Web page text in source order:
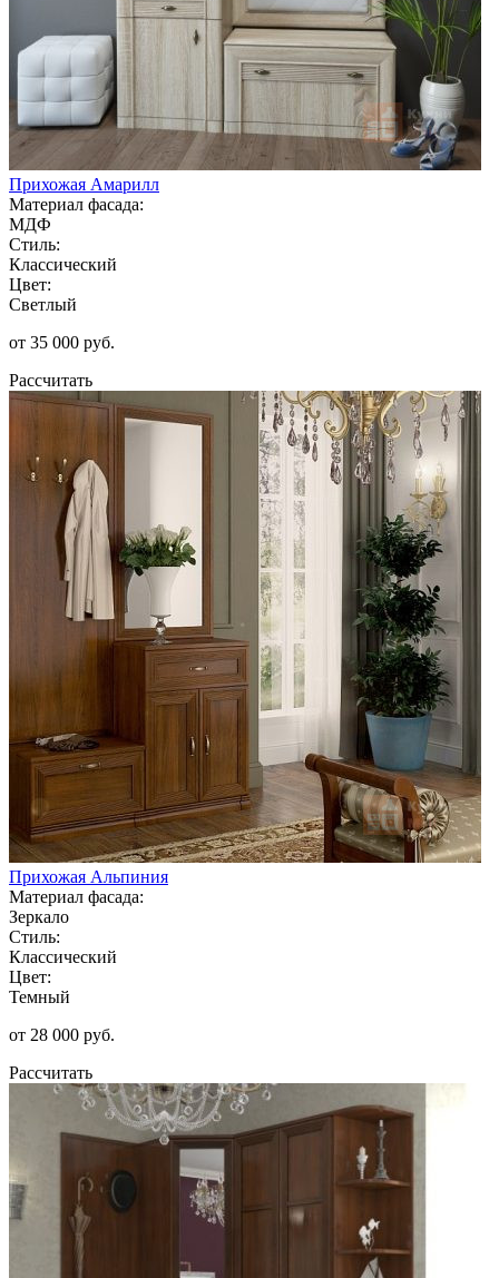
Прихожая Амарилл
Материал фасада:
МДФ
Стиль:
Классический
Цвет:
Светлый
от 35 000 руб.
Рассчитать
Прихожая Альпиния
Материал фасада:
Зеркало
Стиль:
Классический
Цвет:
Темный
от 28 000 руб.
Рассчитать